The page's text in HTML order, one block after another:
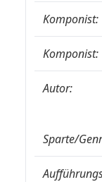
Komponist:
Komponist:
Autor:
Sparte/